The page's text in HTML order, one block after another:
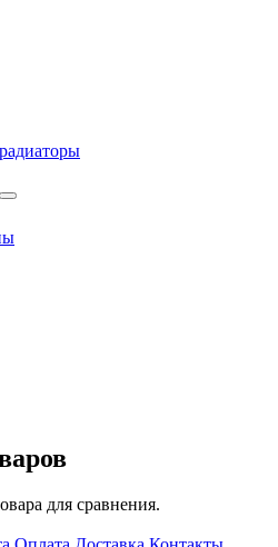
для сравнения.